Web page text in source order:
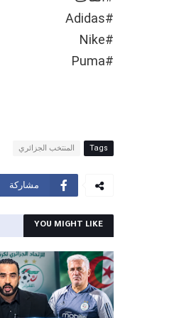
#Adidas
#Nike
#Puma
Tags المنتخب الجزائري
مشاركة
YOU MIGHT LIKE